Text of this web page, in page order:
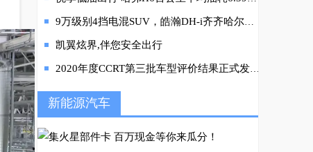
9万级别4挡电混SUV，皓瀚DH-i齐齐哈尔惊喜上市！
凯翼炫界,伴您安全出行
2020年度CCRT第三批车型评价结果正式发布
新能源汽车